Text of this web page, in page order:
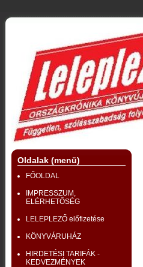
Oldalak (menü)
FŐOLDAL
IMPRESSZUM,
ELÉRHETŐSÉG
LELEPLEZŐ előfizetése
KÖNYVÁRUHÁZ
HIRDETÉSI TARIFÁK -
KEDVEZMÉNYEK